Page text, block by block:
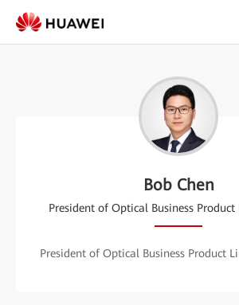
Bob Chen
President of Optical Business
President of Optical Business Product